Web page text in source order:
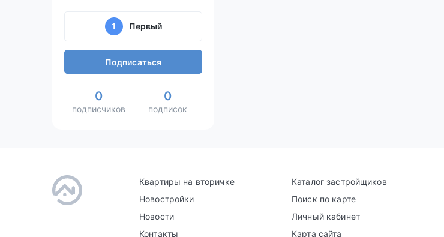
1 Первый
Подписаться
0
подписчиков
0
подписок
Квартиры на вторичке
Новостройки
Новости
Контакты
Каталог застройщиков
Поиск по карте
Личный кабинет
Карта сайта